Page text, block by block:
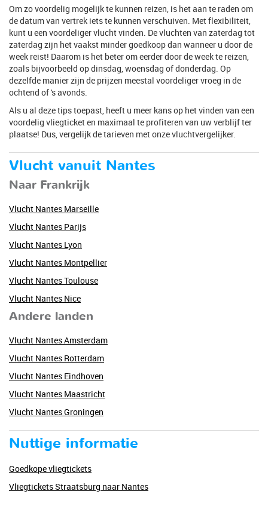
Om zo voordelig mogelijk te kunnen reizen, is het aan te raden om
de datum van vertrek iets te kunnen verschuiven. Met flexibiliteit,
kunt u een voordeliger vlucht vinden. De vluchten van zaterdag tot
zaterdag zijn het vaakst minder goedkoop dan wanneer u door de
week reist! Daarom is het beter om eerder door de week te reizen,
zoals bijvoorbeeld op dinsdag, woensdag of donderdag. Op
dezelfde manier zijn de prijzen meestal voordeliger vroeg in de
ochtend of 's avonds.
Als u al deze tips toepast, heeft u meer kans op het vinden van een
voordelig vliegticket en maximaal te profiteren van uw verblijf ter
plaatse! Dus, vergelijk de tarieven met onze vluchtvergelijker.
Vlucht vanuit Nantes
Naar Frankrijk
Vlucht Nantes Marseille
Vlucht Nantes Parijs
Vlucht Nantes Lyon
Vlucht Nantes Montpellier
Vlucht Nantes Toulouse
Vlucht Nantes Nice
Andere landen
Vlucht Nantes Amsterdam
Vlucht Nantes Rotterdam
Vlucht Nantes Eindhoven
Vlucht Nantes Maastricht
Vlucht Nantes Groningen
Nuttige informatie
Goedkope vliegtickets
Vliegtickets Straatsburg naar Nantes